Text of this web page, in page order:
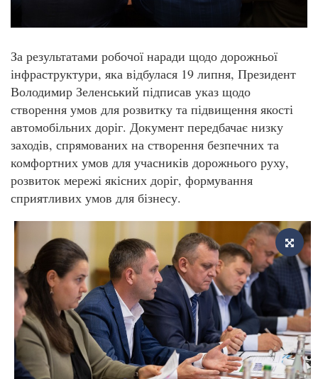
За результатами робочої наради щодо дорожньої
інфраструктури, яка відбулася 19 липня, Президент
Володимир Зеленський підписав указ щодо
створення умов для розвитку та підвищення якості
автомобільних доріг. Документ передбачає низку
заходів, спрямованих на створення безпечних та
комфортних умов для учасників дорожнього руху,
розвиток мережі якісних доріг, формування
сприятливих умов для бізнесу.